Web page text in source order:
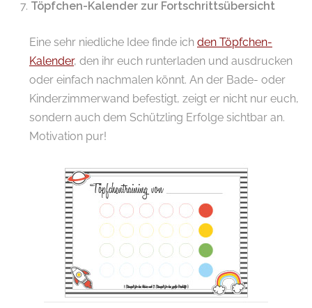
Töpfchen-Kalender zur Fortschrittsübersicht
Eine sehr niedliche Idee finde ich den Töpfchen-
Kalender, den ihr euch runterladen und ausdrucken
oder einfach nachmalen könnt. An der Bade- oder
Kinderzimmerwand befestigt, zeigt er nicht nur euch,
sondern auch dem Schützling Erfolge sichtbar an.
Motivation pur!